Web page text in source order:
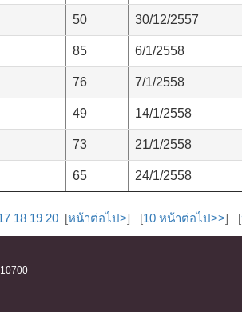
50 30/12/2557
85 6/1/2558
76 7/1/2558
49 14/1/2558
73 21/1/2558
65 24/1/2558
18 19 20[หน้าต่อไป>] [10 หน้าต่อไป>>] [